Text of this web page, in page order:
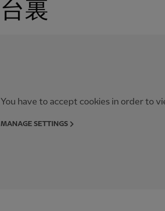
台裏
You have to accept cookies in order to
MANAGE SETTINGS